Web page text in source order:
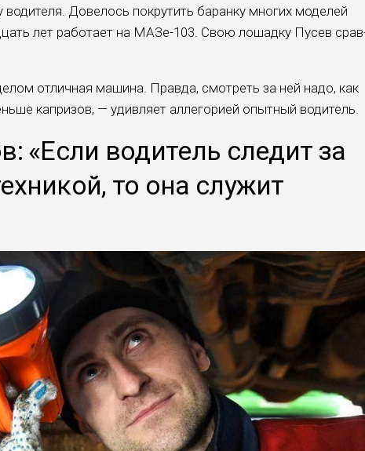
водителя. Довелось покрутить баранку многих моделей
лет работает на МАЗе-103. Свою лошадку Пусев
отличная машина. Правда, смотреть за ней надо, как
капри­зов, — удивляет аллегорией опытный водитель.
«Если водитель следит за
то она служит